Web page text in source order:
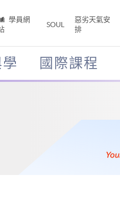
學員網
SOUL
惡劣天氣安
排
國際課程